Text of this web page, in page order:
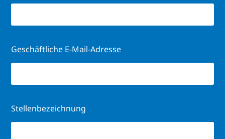
Geschäftliche E-Mail-Adresse
Stellenbezeichnung